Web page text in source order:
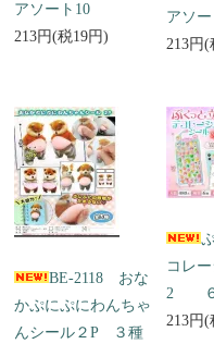
アソート10
213円(税19円)
アソ
213円(
BE-2118 おな
かぷにぷにわんちゃ
んシール２P ３種
コレ
2 ６
213円(